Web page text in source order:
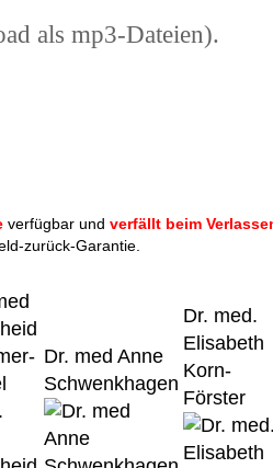
als mp3-Dateien).
verfügbar und verfällt beim
zurück-Garantie.
Dr. med Anne
Schwenkhagen
Dr. med.
Elisabeth
Korn-
Förster